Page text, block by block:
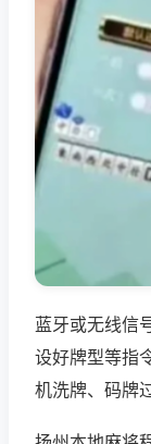
蓝牙或无线信
设好牌型等指
机洗牌、码牌